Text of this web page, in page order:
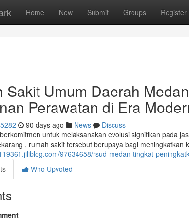
Home New Submit Groups Register
Sakit Umum Daerah
Perawatan di Era
90 days ago News
Discuss
untuk melaksanakan evolusi signifikan pada
, rumah sakit tersebut berupaya bagi meningkatkan
97634658/rsud-medan-tingkat-
Who Upvoted